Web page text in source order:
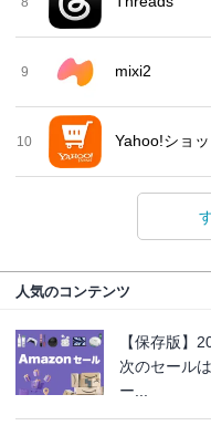
9 mixi2
10 Yahoo!ショ
人気のコンテンツ
【保存版】
次のセール
ー...